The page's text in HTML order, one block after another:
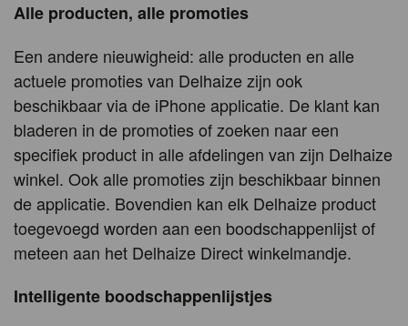
Alle producten, alle promoties
Een andere nieuwigheid: alle producten en alle
actuele promoties van Delhaize zijn ook
beschikbaar via de iPhone applicatie. De klant kan
bladeren in de promoties of zoeken naar een
specifiek product in alle afdelingen van zijn Delhaize
winkel. Ook alle promoties zijn beschikbaar binnen
de applicatie. Bovendien kan elk Delhaize product
toegevoegd worden aan een boodschappenlijst of
meteen aan het Delhaize Direct winkelmandje.
Intelligente boodschappenlijstjes